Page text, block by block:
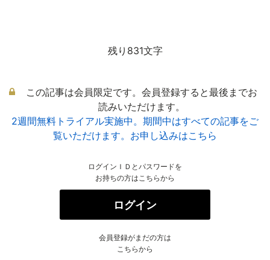
残り831文字
この記事は会員限定です。会員登録すると最後までお
読みいただけます。
2週間無料トライアル実施中。期間中はすべての記事をご
覧いただけます。お申し込みはこちら
ログインＩＤとパスワードを
お持ちの方はこちらから
ログイン
会員登録がまだの方は
こちらから